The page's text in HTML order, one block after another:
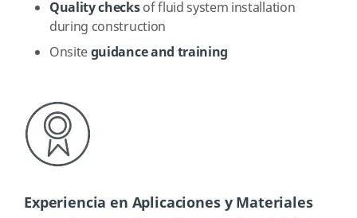
Quality checksof fluid system installation
during construction
Onsiteguidance and training
Experiencia en Aplicaciones y Materiales